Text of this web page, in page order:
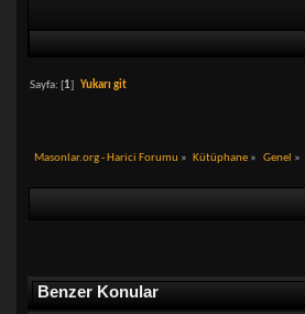
Sayfa: [ 1] Yukarı git
Masonlar.org - Harici Forumu » Kütüphane » Genel »
Benzer Konular